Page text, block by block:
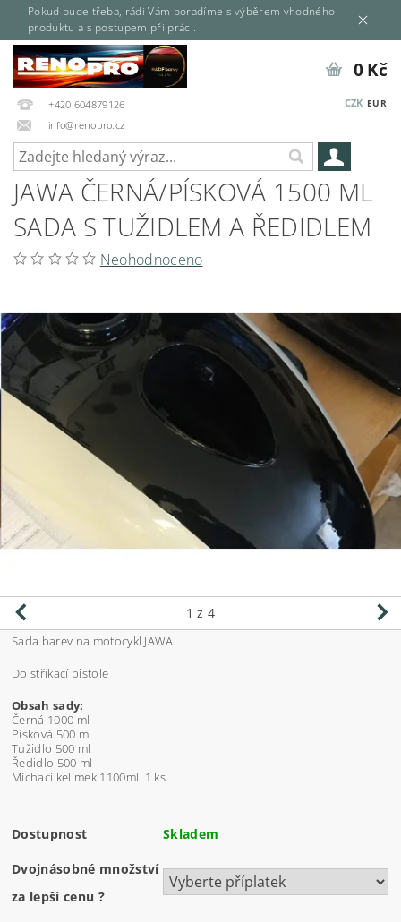
Pokud bude třeba, rádi Vám poradíme s výběrem vhodného
produktu a s postupem při práci.
+420 604879126
info@renopro.cz
CZK EUR
0 Kč
JAWA ČERNÁ/PÍSKOVÁ 1500 ML
SADA S TUŽIDLEM A ŘEDIDLEM
Neohodnoceno
1 z 4
Sada barev na motocykl JAWA
Do stříkací pistole
Obsah sady:
Černá 1000 ml
Písková 500 ml
Tužidlo 500 ml
Ředidlo 500 ml
Míchací kelímek 1100ml 1 ks
.
Dostupnost Skladem
Dvojnásobné množství
za lepší cenu ?